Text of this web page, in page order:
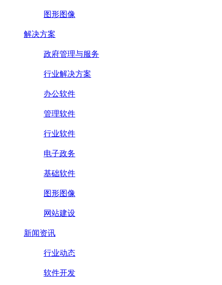
图形图像
解决方案
政府管理与服务
行业解决方案
办公软件
管理软件
行业软件
电子政务
基础软件
图形图像
网站建设
新闻资讯
行业动态
软件开发